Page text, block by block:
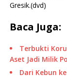
Gresik.(dvd)
Baca Juga:
Terbukti
Aset Jadi Milik
Dari Kebun